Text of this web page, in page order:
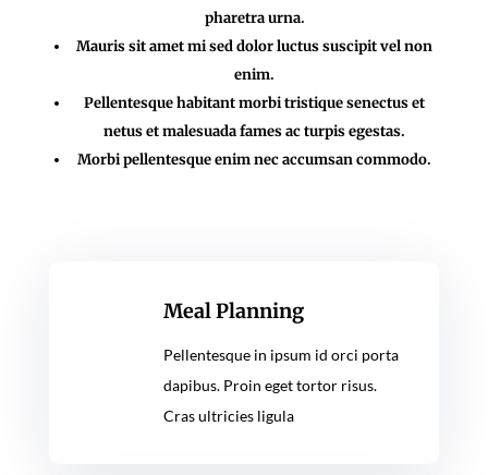
pharetra urna.
Mauris sit amet mi sed dolor luctus suscipit vel non
enim.
Pellentesque habitant morbi tristique senectus et
netus et malesuada fames ac turpis egestas.
Morbi pellentesque enim nec accumsan commodo.
Meal Planning
Pellentesque in ipsum id orci porta
dapibus. Proin eget tortor risus.
Cras ultricies ligula